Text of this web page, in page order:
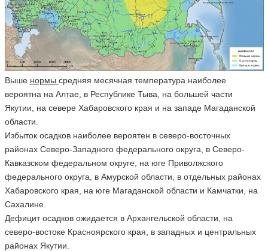
Выше нормы средняя месячная температура наиболее
вероятна на Алтае, в Республике Тыва, на большей части
Якутии, на севере Хабаровского края и на западе Магаданской
области.
Избыток осадков наиболее вероятен в северо-восточных
районах Северо-Западного федерального округа, в Северо-
Кавказском федеральном округе, на юге Приволжского
федерального округа, в Амурской области, в отдельных районах
Хабаровского края, на юге Магаданской области и Камчатки, на
Сахалине.
Дефицит осадков ожидается в Архангельской области, на
северо-востоке Красноярского края, в западных и центральных
районах Якутии.